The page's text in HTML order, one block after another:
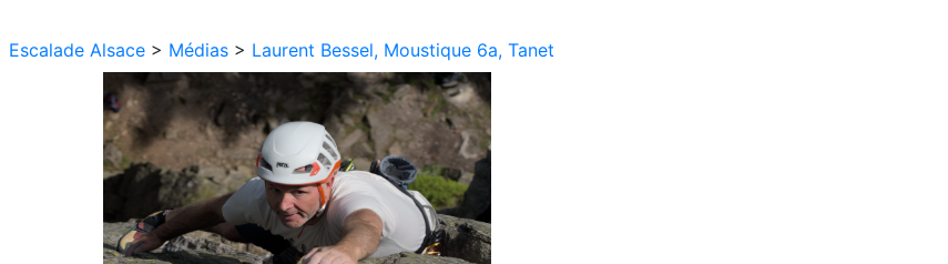
Escalade Alsace > Médias > Laurent Bessel, Moustique 6a, Tanet